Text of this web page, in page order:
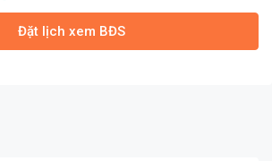
Đặt lịch xem BĐS